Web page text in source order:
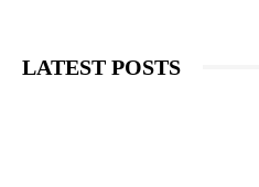
LATEST POSTS